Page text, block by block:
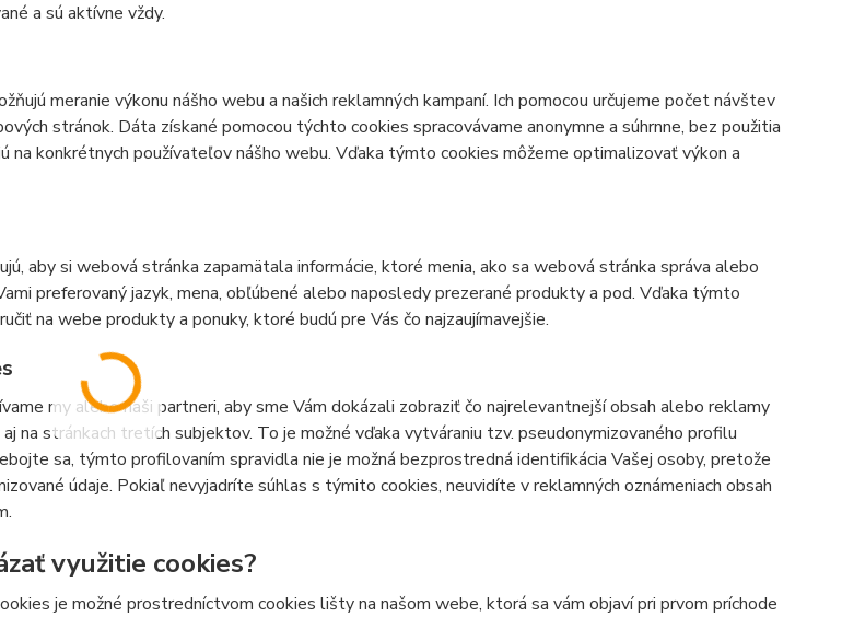
a sú aktívne vždy.
meranie výkonu nášho webu a našich reklamných kampaní. Ich pomocou určujeme počet návštev
stránok. Dáta získané pomocou týchto cookies spracovávame anonymne a súhrnne, bez použitia
na konkrétnych používateľov nášho webu. Vďaka týmto cookies môžeme optimalizovať výkon a
aby si webová stránka zapamätala informácie, ktoré menia, ako sa webová stránka správa alebo
preferovaný jazyk, mena, obľúbené alebo naposledy prezerané produkty a pod. Vďaka týmto
na webe produkty a ponuky, ktoré budú pre Vás čo najzaujímavejšie.
my alebo naši partneri, aby sme Vám dokázali zobraziť čo najrelevantnejší obsah alebo reklamy
aj na stránkach tretích subjektov. To je možné vďaka vytváraniu tzv. pseudonymizovaného profilu
sa, týmto profilovaním spravidla nie je možná bezprostredná identifikácia Vašej osoby, pretože
údaje. Pokiaľ nevyjadríte súhlas s týmito cookies, neuvidíte v reklamných oznámeniach obsah
využitie cookies?
je možné prostredníctvom cookies lišty na našom webe, ktorá sa vám objaví pri prvom príchode